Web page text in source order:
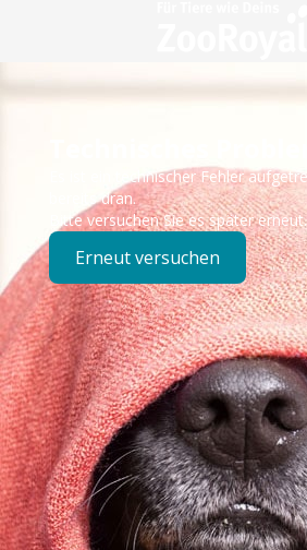
Technisches
Es ist ein technischer Fehler
bereits dran.
Bitte versuchen Sie es später erneut.
Erneut versuchen